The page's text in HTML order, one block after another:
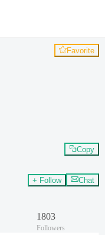
Favorite
Copy
+ Follow Chat
1803
Followers